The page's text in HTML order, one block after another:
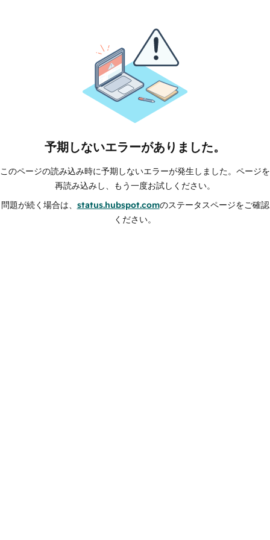
予期しないエラーがありました。
このページの読み込み時に予期しないエラーが発生しました。ページを
再読み込みし、もう一度お試しください。
問題が続く場合は、 status.hubspot.comのステータスページをご確認
ください。